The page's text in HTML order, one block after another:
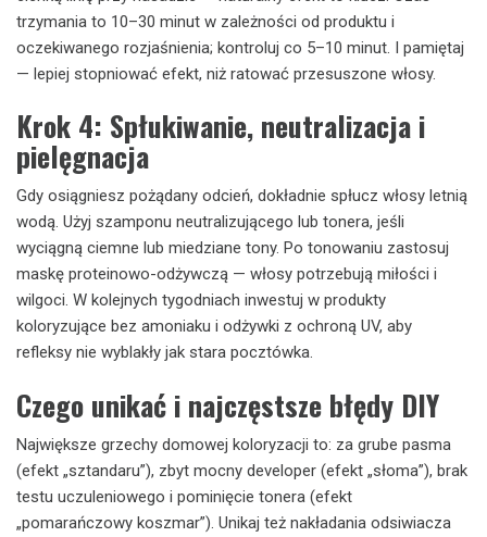
trzymania to 10–30 minut w zależności od produktu i
oczekiwanego rozjaśnienia; kontroluj co 5–10 minut. I pamiętaj
— lepiej stopniować efekt, niż ratować przesuszone włosy.
Krok 4: Spłukiwanie, neutralizacja i
pielęgnacja
Gdy osiągniesz pożądany odcień, dokładnie spłucz włosy letnią
wodą. Użyj szamponu neutralizującego lub tonera, jeśli
wyciągną ciemne lub miedziane tony. Po tonowaniu zastosuj
maskę proteinowo-odżywczą — włosy potrzebują miłości i
wilgoci. W kolejnych tygodniach inwestuj w produkty
koloryzujące bez amoniaku i odżywki z ochroną UV, aby
refleksy nie wyblakły jak stara pocztówka.
Czego unikać i najczęstsze błędy DIY
Największe grzechy domowej koloryzacji to: za grube pasma
(efekt „sztandaru”), zbyt mocny developer (efekt „słoma”), brak
testu uczuleniowego i pominięcie tonera (efekt
„pomarańczowy koszmar”). Unikaj też nakładania odsiwiacza